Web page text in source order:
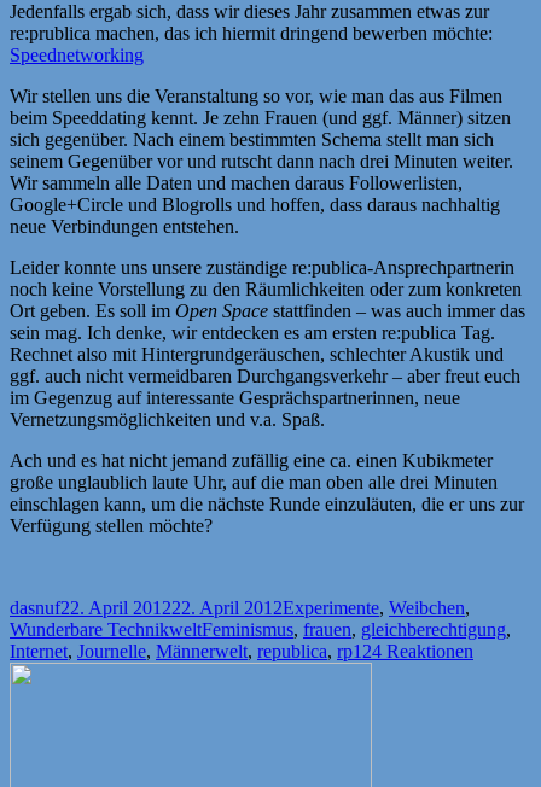
Jedenfalls ergab sich, dass wir dieses Jahr zusammen etwas zur
re:prublica machen, das ich hiermit dringend bewerben möchte:
Speednetworking
Wir stellen uns die Veranstaltung so vor, wie man das aus Filmen
beim Speeddating kennt. Je zehn Frauen (und ggf. Männer) sitzen
sich gegenüber. Nach einem bestimmten Schema stellt man sich
seinem Gegenüber vor und rutscht dann nach drei Minuten weiter.
Wir sammeln alle Daten und machen daraus Followerlisten,
Google+Circle und Blogrolls und hoffen, dass daraus nachhaltig
neue Verbindungen entstehen.
Leider konnte uns unsere zuständige re:publica-Ansprechpartnerin
noch keine Vorstellung zu den Räumlichkeiten oder zum konkreten
Ort geben. Es soll im Open Space stattfinden – was auch immer das
sein mag. Ich denke, wir entdecken es am ersten re:publica Tag.
Rechnet also mit Hintergrundgeräuschen, schlechter Akustik und
ggf. auch nicht vermeidbaren Durchgangsverkehr – aber freut euch
im Gegenzug auf interessante Gesprächspartnerinnen, neue
Vernetzungsmöglichkeiten und v.a. Spaß.
Ach und es hat nicht jemand zufällig eine ca. einen Kubikmeter
große unglaublich laute Uhr, auf die man oben alle drei Minuten
einschlagen kann, um die nächste Runde einzuläuten, die er uns zur
Verfügung stellen möchte?
Autor
dasnufVeröffentlicht
am
22. April 201222. April 2012Kategorien
Experimente, Weibchen,
Wunderbare TechnikweltSchlagwörter
Feminismus, frauen, gleichberechtigung,
Internet, Journelle, Männerwelt, republica, rp124 Reaktionen